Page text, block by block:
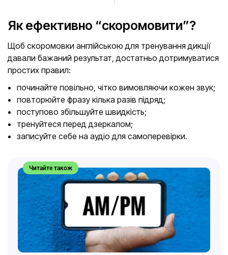
Як ефективно “скоромовити”?
Щоб скоромовки англійською для тренування дикції
давали бажаний результат, достатньо дотримуватися
простих правил:
починайте повільно, чітко вимовляючи кожен звук;
повторюйте фразу кілька разів підряд;
поступово збільшуйте швидкість;
тренуйтеся перед дзеркалом;
записуйте себе на аудіо для самоперевірки.
Читайте також